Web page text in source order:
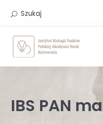
Szukaj
IBS PAN